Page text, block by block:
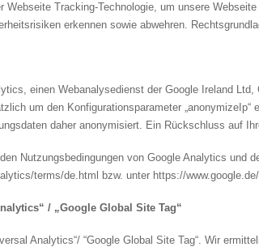
Webseite Tracking-Technologie, um unsere
erkennen sowie abwehren.
einen Webanalysedienst der Google Ireland
um den Konfigurationsparameter
daher anonymisiert. Ein Rückschluss auf
Nutzungsbedingungen von Google Analytics und
terms/de.html bzw. unter https://
/ „Google Global Site Tag“
Analytics“/ “Google Global Site Tag“. Wir